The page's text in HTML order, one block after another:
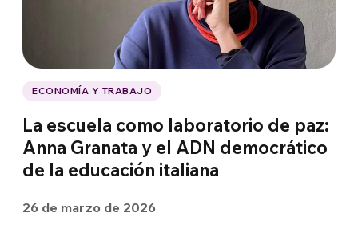
ECONOMÍA Y TRABAJO
La escuela como laboratorio de paz:
Anna Granata y el ADN democrático
de la educación italiana
26 de marzo de 2026